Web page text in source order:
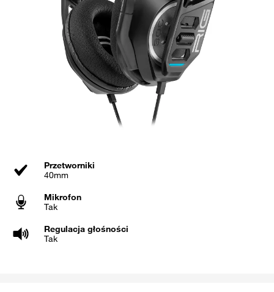
Przetworniki
40mm
Mikrofon
Tak
Regulacja głośności
Tak